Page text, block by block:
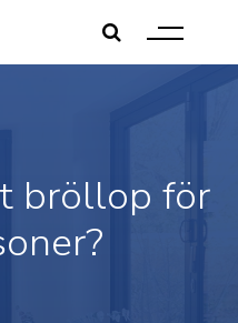
bröllop för